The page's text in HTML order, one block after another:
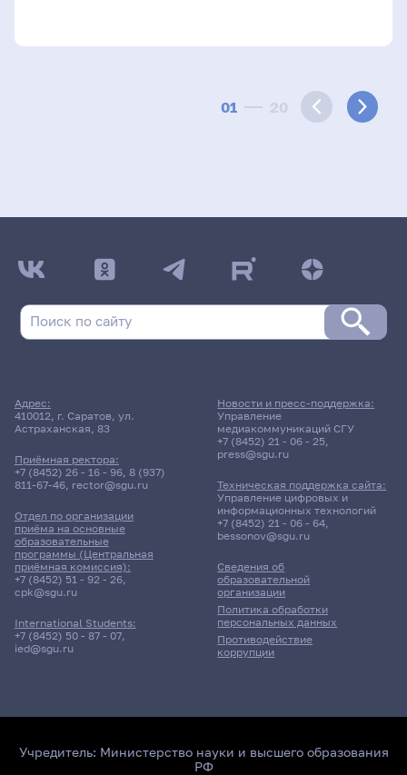
01 20
Адрес:
410012, г. Саратов, ул.
Астраханская, 83
Приёмная ректора:
+7 (8452) 26 - 16 - 96, 8 (937)
811-67-46, rector@sgu.ru
Отдел по организации
приёма на основные
образовательные
программы (Центральная
приёмная комиссия):
+7 (8452) 51 - 92 - 26,
cpk@sgu.ru
International Students:
+7 (8452) 50 - 87 - 07,
ied@sgu.ru
Сведения об
образовательной
организации
Политика обработки
персональных данных
Противодействие
коррупции
Новости и пресс-поддержка:
Управление
медиакоммуникаций СГУ
+7 (8452) 21 - 06 - 25,
press@sgu.ru
Техническая поддержка сайта:
Управление цифровых и
информационных технологий
+7 (8452) 21 - 06 - 64,
bessonov@sgu.ru
Учредитель: Министерство науки и высшего образования
РФ